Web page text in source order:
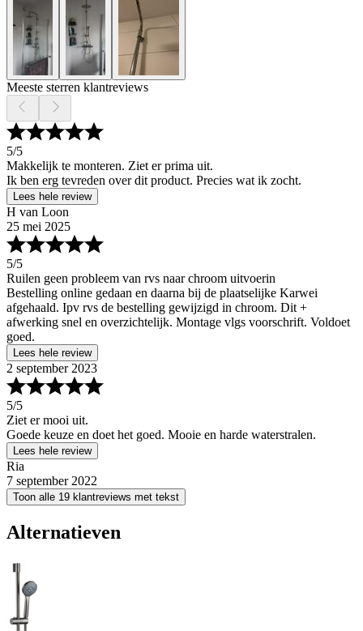
Meeste sterren klantreviews
5/5
Makkelijk te monteren. Ziet er prima uit.
Ik ben erg tevreden over dit product. Precies wat ik zocht.
Lees hele review
H van Loon
25 mei 2025
5/5
Ruilen geen probleem van rvs naar chroom uitvoerin
Bestelling online gedaan en daarna bij de plaatselijke Karwei
afgehaald. Ipv rvs de bestelling gewijzigd in chroom. Dit +
afwerking snel en overzichtelijk. Montage vlgs voorschrift. Voldoet
goed.
Lees hele review
2 september 2023
5/5
Ziet er mooi uit.
Goede keuze en doet het goed. Mooie en harde waterstralen.
Lees hele review
Ria
7 september 2022
Toon alle 19 klantreviews met tekst
Alternatieven